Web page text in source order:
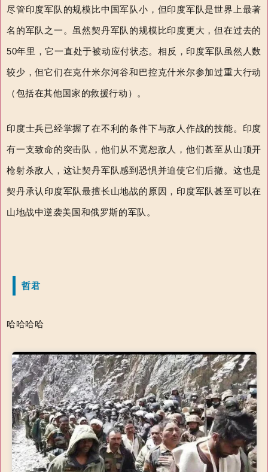
尽管印度军队的规模比中国军队小，但印度军队是世界上最著
名的军队之一。虽然契丹军队的规模比印度更大，但在过去的
50年里，它一直处于被动应付状态。相反，印度军队虽然人数
较少，但它们在克什米尔河谷和巴控克什米尔参加过重大行动
（包括在其他国家的救援行动）。
印度士兵已经掌握了在不利的条件下与敌人作战的技能。印度
有一支致命的突击队，他们从不宽恕敌人，他们甚至从山顶开
枪射杀敌人，这让契丹军队感到恐惧并迫使它们后撤。这也是
契丹承认印度军队最擅长山地战的原因，印度军队甚至可以在
山地战中逆袭美国和俄罗斯的军队。
哲君
哈哈哈哈